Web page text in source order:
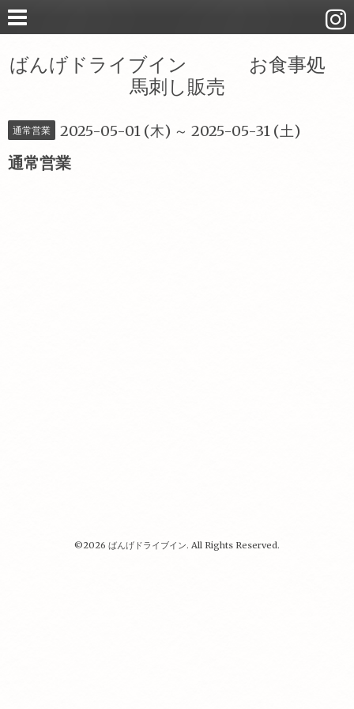
ばんげドライブイン お食事処
馬刺し販売
通常営業 2025-05-01 (木) ～ 2025-05-31 (土)
通常営業
©2026 ばんげドライブイン. All Rights Reserved.